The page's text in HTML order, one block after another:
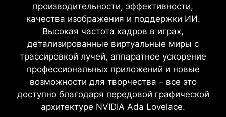
производительности, эффективности,
качества изображения и поддержки ИИ.
Высокая частота кадров в играх,
детализированные виртуальные миры с
трассировкой лучей, аппаратное ускорение
профессиональных приложений и новые
возможности для творчества – все это
доступно благодаря передовой графической
архитектуре NVIDIA Ada Lovelace.